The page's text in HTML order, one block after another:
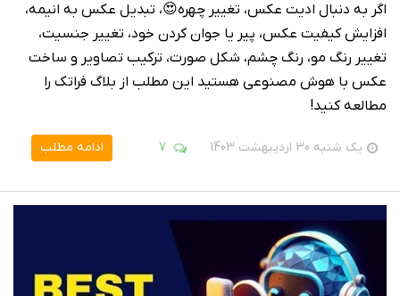
اگر به دنبال ادیت عکس، تغییر چهره😍، تبدیل عکس به انیمه،
افزایش کیفیت عکس، پیر یا جوان کردن خود، تغییر جنسیت،
تغییر رنگ مو، رنگ چشم، شکل صورت، ترکیب تصاویر و ساخت
عکس با هوش مصنوعی هستید این مطلب از بلاگ فراتک را
مطالعه کنید!
یک شنبه 30 اردیبهشت 1403 7 ادامه مطلب